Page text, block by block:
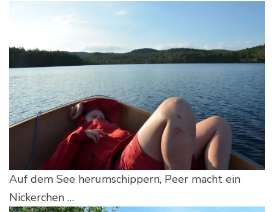
Auf dem See herumschippern, Peer macht ein
Nickerchen …